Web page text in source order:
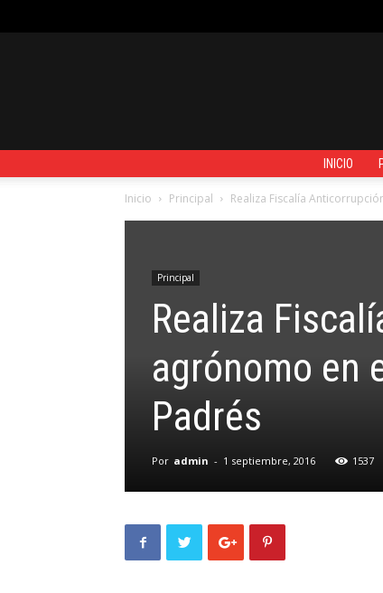
INICIO
Inicio Principal Realiza Fiscalía
Principal
Realiza
agrónomo en
Padrés
Por admin - 1 septiembre, 2016 1537